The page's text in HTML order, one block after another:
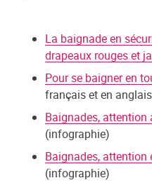
La baignade en
drapeaux rouges et
Pour se baigner en
français et en
Baignades,
(infographie)
Baignades, attention
(infographie)